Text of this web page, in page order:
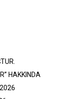
HAKKINDA